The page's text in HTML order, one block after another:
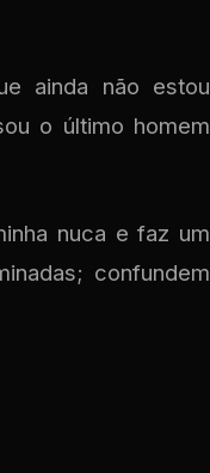
ainda não estou
o último homem
nuca e faz um
confundem